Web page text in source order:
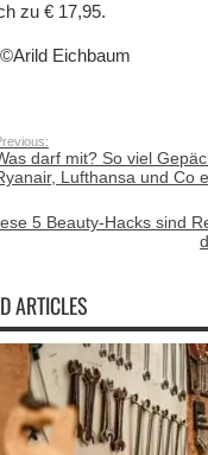
zu € 17,95.
Eichbaum
darf mit? So viel
Lufthansa und Co
5 Beauty-Hacks sind
ARTICLES